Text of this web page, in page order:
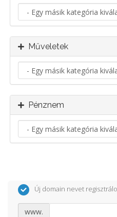
Műveletek
Pénznem
Új domain nevet
www.